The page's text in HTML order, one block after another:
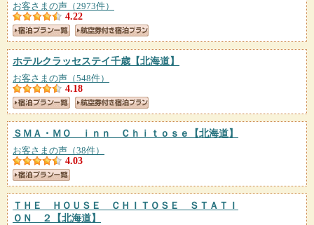
お客さまの声（2973件）
4.22
ホテルクラッセステイ千歳 【北海道】
お客さまの声（548件）
4.18
ＳＭＡ・ＭＯ ｉｎｎ Ｃｈｉｔｏｓｅ 【北海道】
お客さまの声（38件）
4.03
ＴＨＥ ＨＯＵＳＥ ＣＨＩＴＯＳＥ ＳＴＡＴＩ
ＯＮ ２
【北海道】